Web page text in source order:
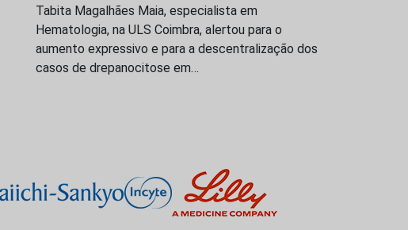
Tabita Magalhães Maia, especialista em
Hematologia, na ULS Coimbra, alertou para o
aumento expressivo e para a descentralização dos
casos de drepanocitose em…